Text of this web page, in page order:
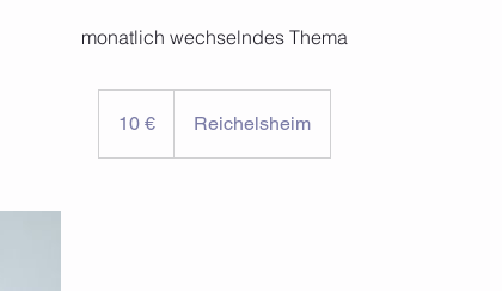
monatlich wechselndes Thema
10 € Reichelsheim